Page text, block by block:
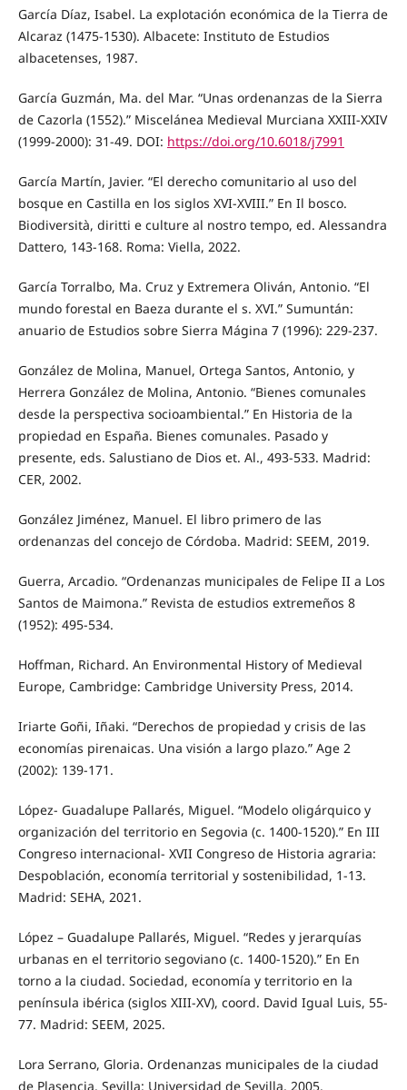
García Díaz, Isabel. La explotación económica de la Tierra de
Alcaraz (1475-1530). Albacete: Instituto de Estudios
albacetenses, 1987.
García Guzmán, Ma. del Mar. “Unas ordenanzas de la Sierra
de Cazorla (1552).” Miscelánea Medieval Murciana XXIII-XXIV
(1999-2000): 31-49. DOI: https://doi.org/10.6018/j7991
García Martín, Javier. “El derecho comunitario al uso del
bosque en Castilla en los siglos XVI-XVIII.” En Il bosco.
Biodiversità, diritti e culture al nostro tempo, ed. Alessandra
Dattero, 143-168. Roma: Viella, 2022.
García Torralbo, Ma. Cruz y Extremera Oliván, Antonio. “El
mundo forestal en Baeza durante el s. XVI.” Sumuntán:
anuario de Estudios sobre Sierra Mágina 7 (1996): 229-237.
González de Molina, Manuel, Ortega Santos, Antonio, y
Herrera González de Molina, Antonio. “Bienes comunales
desde la perspectiva socioambiental.” En Historia de la
propiedad en España. Bienes comunales. Pasado y
presente, eds. Salustiano de Dios et. Al., 493-533. Madrid:
CER, 2002.
González Jiménez, Manuel. El libro primero de las
ordenanzas del concejo de Córdoba. Madrid: SEEM, 2019.
Guerra, Arcadio. “Ordenanzas municipales de Felipe II a Los
Santos de Maimona.” Revista de estudios extremeños 8
(1952): 495-534.
Hoffman, Richard. An Environmental History of Medieval
Europe, Cambridge: Cambridge University Press, 2014.
Iriarte Goñi, Iñaki. “Derechos de propiedad y crisis de las
economías pirenaicas. Una visión a largo plazo.” Age 2
(2002): 139-171.
López- Guadalupe Pallarés, Miguel. “Modelo oligárquico y
organización del territorio en Segovia (c. 1400-1520).” En III
Congreso internacional- XVII Congreso de Historia agraria:
Despoblación, economía territorial y sostenibilidad, 1-13.
Madrid: SEHA, 2021.
López – Guadalupe Pallarés, Miguel. “Redes y jerarquías
urbanas en el territorio segoviano (c. 1400-1520).” En En
torno a la ciudad. Sociedad, economía y territorio en la
península ibérica (siglos XIII-XV), coord. David Igual Luis, 55-
77. Madrid: SEEM, 2025.
Lora Serrano, Gloria. Ordenanzas municipales de la ciudad
de Plasencia. Sevilla: Universidad de Sevilla, 2005.